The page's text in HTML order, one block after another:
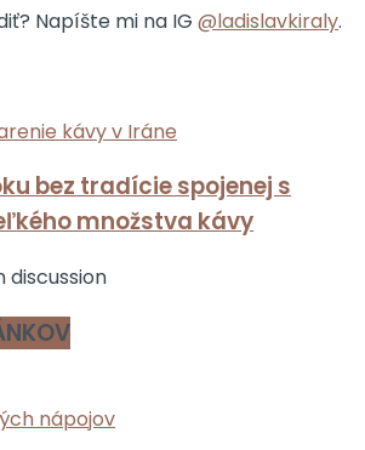
Napíšte mi na IG @ladislavkiraly.
bez tradície spojenej s
množstva kávy
discussion
nápojov